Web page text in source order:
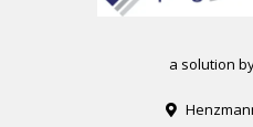
a solution